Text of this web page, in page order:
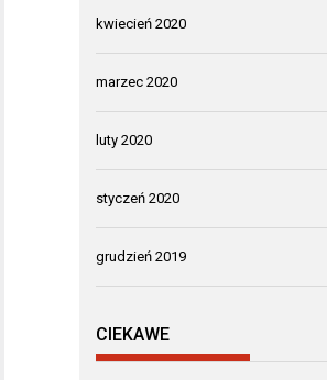
kwiecień 2020
marzec 2020
luty 2020
styczeń 2020
grudzień 2019
CIEKAWE